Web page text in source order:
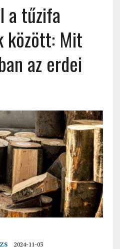
a tűzifa
között: Mit
az erdei
2024-11-03